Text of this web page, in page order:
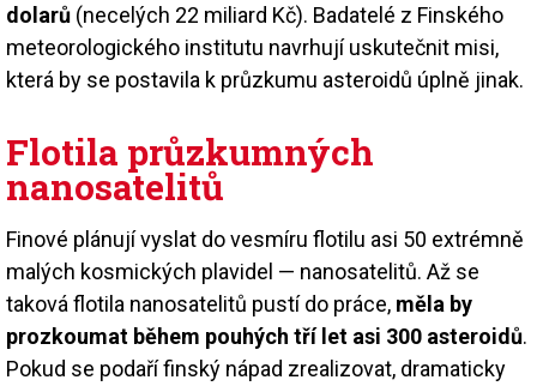
dolarů (necelých 22 miliard Kč). Badatelé z Finského
meteorologického institutu navrhují uskutečnit misi,
která by se postavila k průzkumu asteroidů úplně jinak.
Flotila průzkumných
nanosatelitů
Finové plánují vyslat do vesmíru flotilu asi 50 extrémně
malých kosmických plavidel — nanosatelitů. Až se
taková flotila nanosatelitů pustí do práce, měla by
prozkoumat během pouhých tří let asi 300 asteroidů.
Pokud se podaří finský nápad zrealizovat, dramaticky